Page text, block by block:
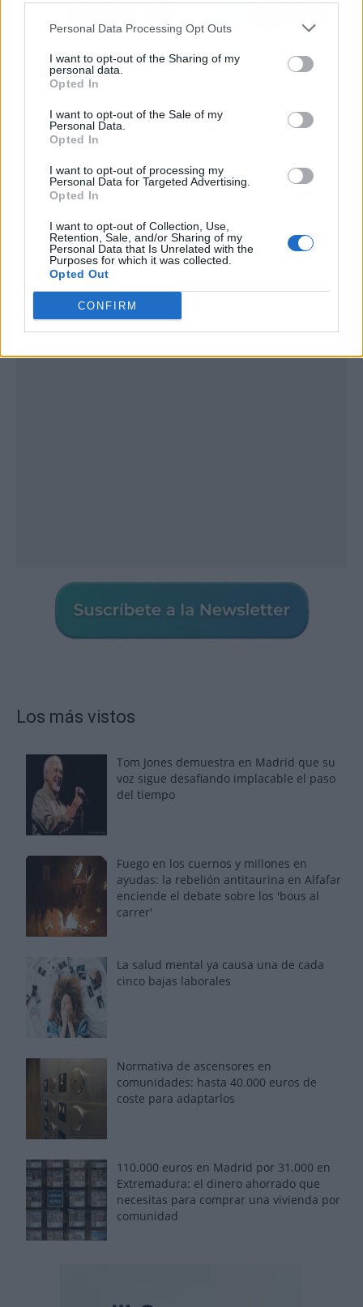
Personal Data Processing Opt Outs
I want to opt-out of the Sharing of my
personal data.
Opted In
I want to opt-out of the Sale of my
Personal Data.
Opted In
I want to opt-out of processing my
Personal Data for Targeted Advertising.
Opted In
I want to opt-out of Collection, Use,
Retention, Sale, and/or Sharing of my
Personal Data that Is Unrelated with the
Purposes for which it was collected.
Opted Out
CONFIRM
Publicidad
Los más vistos
Tom Jones demuestra en Madrid que su
voz sigue desafiando implacable el paso
del tiempo
Fuego en los cuernos y millones en
ayudas: la rebelión antitaurina en Alfafar
enciende el debate sobre los 'bous al
carrer'
La salud mental ya causa una de cada
cinco bajas laborales
Normativa de ascensores en
comunidades: hasta 40.000 euros de
coste para adaptarlos
110.000 euros en Madrid por 31.000 en
Extremadura: el dinero ahorrado que
necesitas para comprar una vivienda por
comunidad